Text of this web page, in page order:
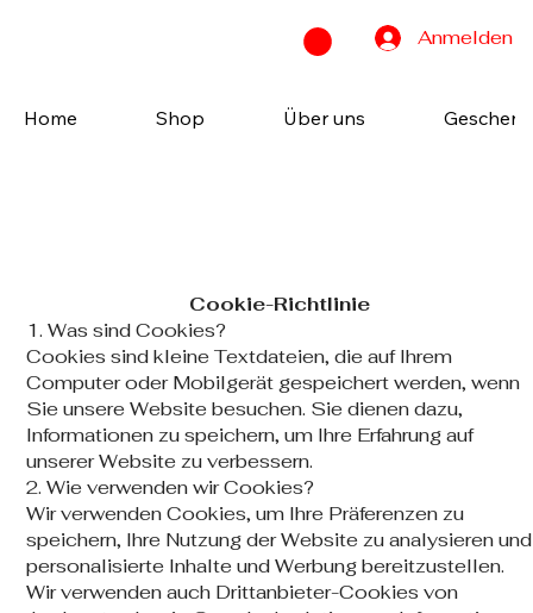
Anmelden
Home Shop Über uns
Cookie-Richtlinie
1. Was sind Cookies?
Cookies sind kleine Textdateien, die auf Ihrem
Computer oder Mobilgerät gespeichert werden, wenn
Sie unsere Website besuchen. Sie dienen dazu,
Informationen zu speichern, um Ihre Erfahrung auf
unserer Website zu verbessern.
2. Wie verwenden wir Cookies?
Wir verwenden Cookies, um Ihre Präferenzen zu
speichern, Ihre Nutzung der Website zu analysieren und
personalisierte Inhalte und Werbung bereitzustellen.
Wir verwenden auch Drittanbieter-Cookies von